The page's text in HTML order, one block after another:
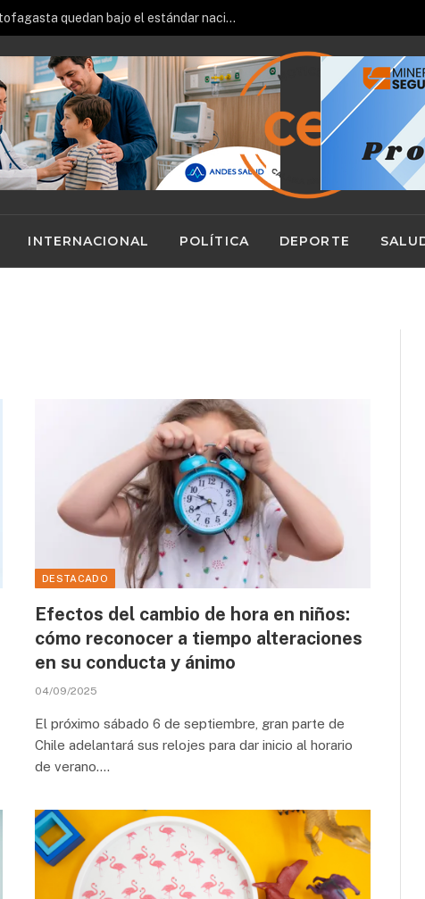
Hospitales de Calama y Antofagasta quedan bajo el estándar nacional en ranking de gestión del Minsal
INTERNACIONAL POLÍTICA DEPORTE
DESTACADO
Efectos del cambio de hora en niños:
cómo reconocer a tiempo alteraciones
en su conducta y ánimo
04/09/2025
El próximo sábado 6 de septiembre, gran parte de
Chile adelantará sus relojes para dar inicio al horario
de verano.…